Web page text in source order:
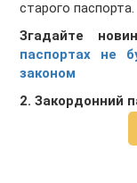
старого паспорта.
Згадайте
паспортах не
законом
2. Закордонний